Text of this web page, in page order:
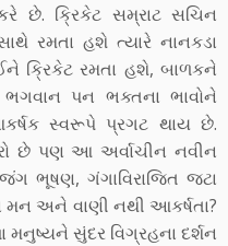
છે. ક્રિકેટ સમ્રાટ સચિન
રમતા હશે ત્યારે નાનકડા
ક્રિકેટ રમતા હશે, બાળકને
પન ભક્તના ભાવોને
સ્વરૂપે પ્રગટ થાય છે.
છે પણ આ અર્વાચીન નવીન
ભૂષણ, ગંગાવિરાજિત જટા
મન અને વાણી નથી આકર્ષતા?
મનુષ્યને સુંદર વિગ્રહના દર્શન